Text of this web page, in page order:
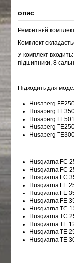
опис
Ремонтний
Комплект
У комплект входить:
підшипники, 8
Підходить для
Husaberg
Husaberg
Husaberg
Husaberg
Husaberg
Husqvarna FC
Husqvarna FC
Husqvarna FC
Husqvarna FE
Husqvarna FE
Husqvarna FE
Husqvarna TC
Husqvarna TC
Husqvarna TE
Husqvarna TE
Husqvarna TE